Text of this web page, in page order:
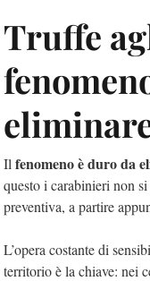
Truffe
Il fenomeno è duro da
questo i carabinieri non
preventiva, a partire
L’opera costante di
territorio è la chiave: nei